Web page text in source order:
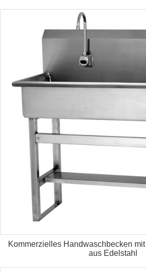
Kommerzielles Handwaschbecken
aus Edelstahl